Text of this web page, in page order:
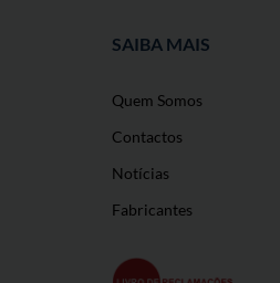
SAIBA MAIS
Quem Somos
Contactos
Notícias
Fabricantes